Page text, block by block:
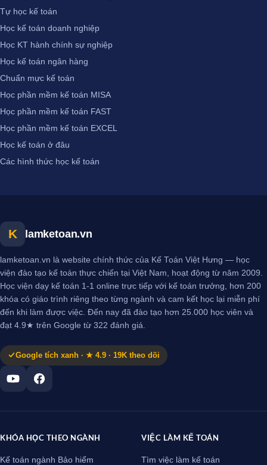
Tự học kế toán
Học kế toán doanh nghiệp
Học KT hành chính sự nghiệp
Học kế toán ngân hàng
Chuẩn mực kế toán
Học phần mềm kế toán MISA
Học phần mềm kế toán FAST
Học phần mềm kế toán EXCEL
Học kế toán ở đâu
Các hình thức học kế toán
K lamketoan.vn
lamketoan.vn là website chính thức của Kế Toán Việt Hưng — học
viện đào tạo kế toán thực chiến tại Việt Nam, hoạt động từ năm 2009.
Học viện dạy kế toán 1-1 online trực tiếp với kế toán trưởng, hơn 200
khóa có giáo trình riêng theo từng ngành và cam kết học lại miễn phí
đến khi làm được việc. Đến nay đã đào tạo hơn 25.000 học viên và
đạt 4.9★ trên Google từ 322 đánh giá.
Google tích xanh · ★ 4.9 · 19K theo dõi
KHÓA HỌC THEO NGÀNH
Kế toán ngành Bảo hiểm
VIỆC LÀM KẾ TOÁN
Tìm việc làm kế toán